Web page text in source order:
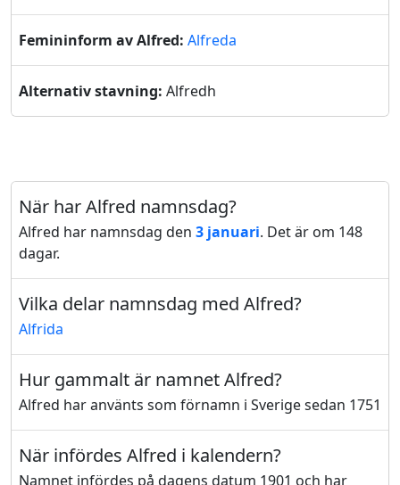
Femininform av Alfred: Alfreda
Alternativ stavning: Alfredh
När har Alfred namnsdag?
Alfred har namnsdag den 3 januari. Det är om 148
dagar.
Vilka delar namnsdag med Alfred?
Alfrida
Hur gammalt är namnet Alfred?
Alfred har använts som förnamn i Sverige sedan 1751
När infördes Alfred i kalendern?
Namnet infördes på dagens datum 1901 och har